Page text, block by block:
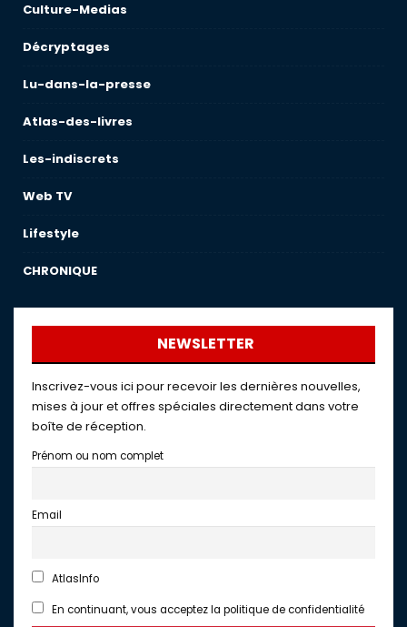
Culture-Medias
Décryptages
Lu-dans-la-presse
Atlas-des-livres
Les-indiscrets
Web TV
Lifestyle
CHRONIQUE
NEWSLETTER
Inscrivez-vous ici pour recevoir les dernières nouvelles,
mises à jour et offres spéciales directement dans votre
boîte de réception.
Prénom ou nom complet
Email
AtlasInfo
En continuant, vous acceptez la politique de confidentialité